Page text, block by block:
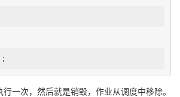
一次，然后就是销毁，作业从调度中移除。